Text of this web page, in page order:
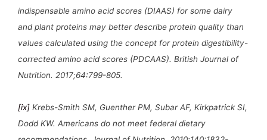
indispensable amino acid scores (DIAAS) for some dairy
and plant proteins may better describe protein quality than
values calculated using the concept for protein digestibility-
corrected amino acid scores (PDCAAS). British Journal of
Nutrition. 2017;64:799-805.
[ix] Krebs-Smith SM, Guenther PM, Subar AF, Kirkpatrick SI,
Dodd KW. Americans do not meet federal dietary